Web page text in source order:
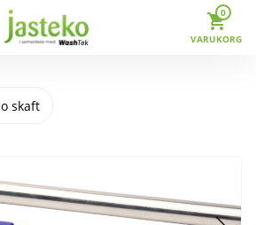
0
VARUKORG
skaft